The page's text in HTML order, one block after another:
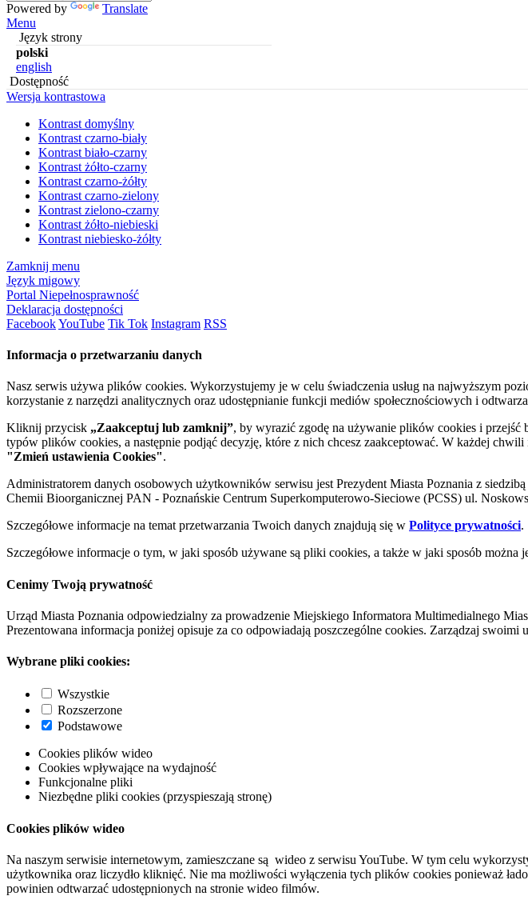
Powered by
Translate
Menu
Język strony
polski
english
Dostępność
Wersja kontrastowa
Kontrast domyślny
Kontrast czarno-biały
Kontrast biało-czarny
Kontrast żółto-czarny
Kontrast czarno-żółty
Kontrast czarno-zielony
Kontrast zielono-czarny
Kontrast żółto-niebieski
Kontrast niebiesko-żółty
Zamknij menu
Język migowy
Portal Niepełnosprawność
Deklaracja dostępności
FacebookYouTube Tik Tok Instagram RSS
Informacja o przetwarzaniu danych
Nasz serwis używa plików cookies. Wykorzystujemy je w celu świadczenia usług na najwyższym
korzystanie z narzędzi analitycznych oraz udostępnianie funkcji mediów społecznościowych i
Kliknij przycisk „Zaakceptuj lub zamknij”, by wyrazić zgodę na używanie plików cookies i przejść
typów plików cookies, a następnie podjąć decyzję, które z nich chcesz zaakceptować. W każdej
"Zmień ustawienia Cookies".
Administratorem danych osobowych użytkowników serwisu jest Prezydent Miasta Poznania z
Chemii Bioorganicznej PAN - Poznańskie Centrum Superkomputerowo-Sieciowe (PCSS) ul.
Szczegółowe informacje na temat przetwarzania Twoich danych znajdują się w Polityce prywatności.
Szczegółowe informacje o tym, w jaki sposób używane są pliki cookies, a także w jaki sposób można
Cenimy Twoją prywatność
Urząd Miasta Poznania odpowiedzialny za prowadzenie Miejskiego Informatora Multimedialnego
Prezentowana informacja poniżej opisuje za co odpowiadają poszczególne cookies. Zarządzaj
Wybrane pliki cookies:
Wszystkie
Rozszerzone
Podstawowe
Cookies plików wideo
Cookies wpływające na wydajność
Funkcjonalne pliki
Niezbędne pliki cookies (przyspieszają stronę)
Cookies plików wideo
Na naszym serwisie internetowym, zamieszczane są wideo z serwisu YouTube. W tym celu
użytkownika oraz liczydło kliknięć. Nie ma możliwości wyłączenia tych plików cookies ponieważ
powinien odtwarzać udostępnionych na stronie wideo filmów.